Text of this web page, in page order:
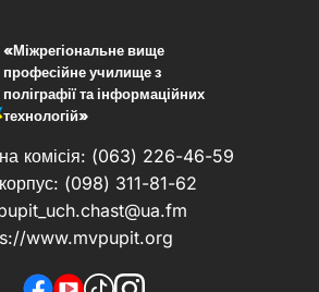
«Міжрегіональне вище
професійне училище з
поліграфії та інформаційних
технологій»
комісія: (063) 226-46-59
(098) 311-81-62
www.mvpupit.org